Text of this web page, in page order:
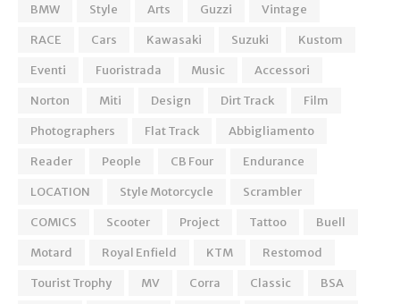
BMW
Style Arts Guzzi
Vintage
RACE
Cars Kawasaki Suzuki
Kustom
Eventi
Fuoristrada Music
Accessori
Norton
Miti Design Dirt Track
Film
Photographers
Flat Track
Abbigliamento
Reader
People CB Four
Endurance
LOCATION
Style Motorcycle
Scrambler
COMICS
Scooter Project Tattoo
Buell
Motard
Royal Enfield KTM
Restomod
Tourist Trophy
MV Corra Classic
BSA